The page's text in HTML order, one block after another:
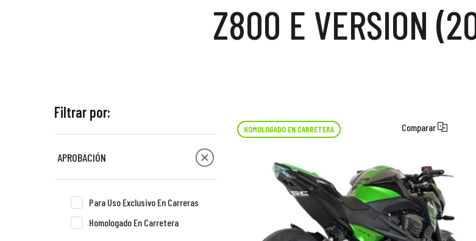
Z800 E VERSION
Filtrar por:
APROBACIÓN
Para Uso Exclusivo En Carreras
Homologado En Carretera
HOMOLOGADO EN CARRETERA Comparar